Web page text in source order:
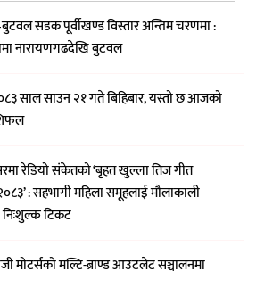
सडक पूर्वीखण्ड विस्तार अन्तिम चरणमा :
नारायणगढदेखि बुटवल
साल साउन २१ गते बिहिबार, यस्तो छ आजको
रेडियो संकेतको ‘बृहत खुल्ला तिज गीत
: सहभागी महिला समूहलाई मौलाकाली
टिकट
मोटर्सको मल्टि-ब्राण्ड आउटलेट सञ्चालनमा